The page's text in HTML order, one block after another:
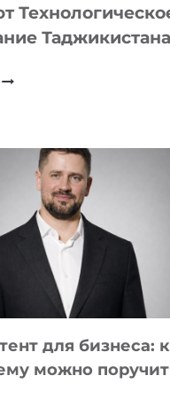
Таджикистана
КОТОРЫЕ
РАЗВИВАЮТ
ТЕХНОЛОГИЧЕСКОЕ
ОБРАЗОВАНИЕ
ТАДЖИКИСТАНА
для бизнеса:
можно